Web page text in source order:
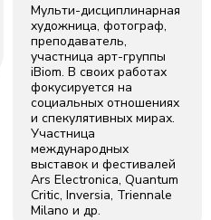
Мульти-дисциплинарная
художница, фотограф,
преподаватель,
участница арт-группы
iBiom. В своих работах
фокусируется на
социальных отношениях
и спекулятивных мирах.
Участница
международных
выставок и фестивалей
Ars Electronica, Quantum
Critic, Inversia, Triennale
Milano и др.